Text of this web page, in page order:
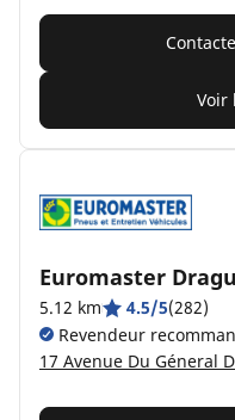
Voir
Euromaster
5.12 km 4.5/5(282)
Revendeur
17 Avenue Du Géneral